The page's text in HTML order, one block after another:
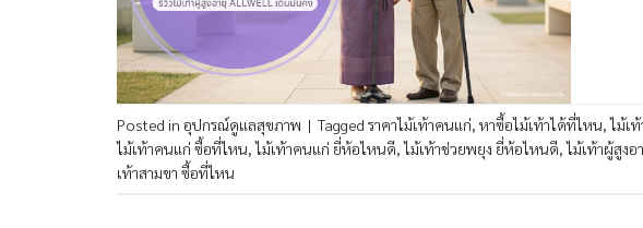
Posted in อุปกรณ์ดูแลสุขภาพ | Tagged ราคาไม้เท้าคนแก่, หาซื้อไม้เท้าได้ที่ไหน,ไม้เ
ไม้เท้าคนแก่ ซื้อที่ไหน,ไม้เท้าคนแก่ ยี่ห้อไหนดี,ไม้เท้าช่วยพยุง ยี่ห้อไหนดี,ไม้เท้าผู้สูงอ
เท้าสามขา ซื้อที่ไหน